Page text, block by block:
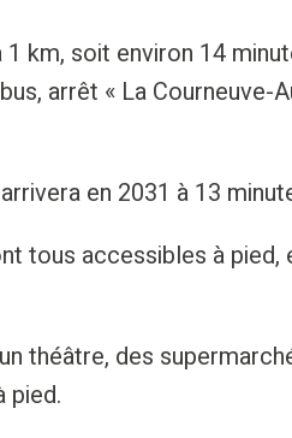
km, soit environ 14
arrêt « La Courneuve-
en 2031 à 13
tous accessibles à pied,
théâtre, des
pied.